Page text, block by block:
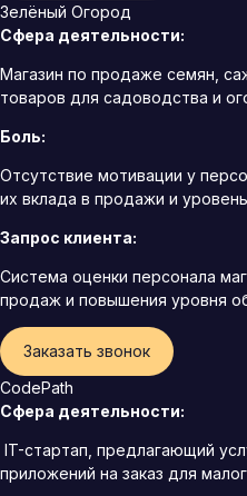
Зелёный Огород
Сфера деятельности:
Магазин по продаже семян,
товаров для садоводства и
Боль:
Отсутствие мотивации у
их вклада в продажи и
Запрос клиента:
Система оценки персонала
продаж и повышения уровня
Заказать звонок
CodePath
Сфера деятельности:
IT-стартап, предлагающий
приложений на заказ для